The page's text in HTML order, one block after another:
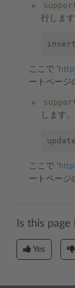
行します
ここで '
ートページ
します。
ここで '
ートページ
Is this page
Yes